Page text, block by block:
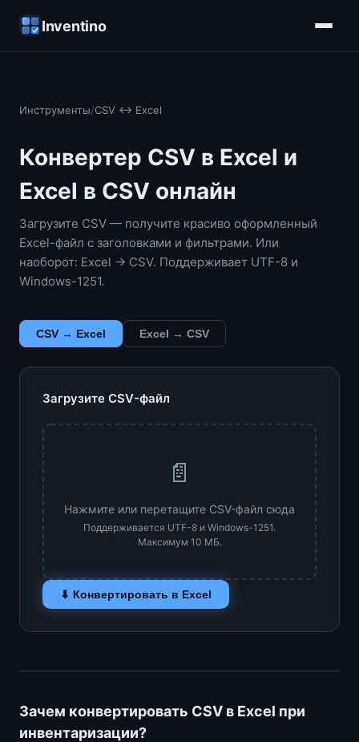
Inventino
Инструменты/CSV ↔ Excel
Конвертер CSV в Excel и
Excel в CSV онлайн
Загрузите CSV — получите красиво оформленный
Excel-файл с заголовками и фильтрами. Или
наоборот: Excel → CSV. Поддерживает UTF-8 и
Windows-1251.
CSV → Excel Excel → CSV
Загрузите CSV-файл
📄
Нажмите или перетащите CSV-файл сюда
Поддерживается UTF-8 и Windows-1251.
Максимум 10 МБ.
⬇ Конвертировать в Excel
Зачем конвертировать CSV в Excel при
инвентаризации?